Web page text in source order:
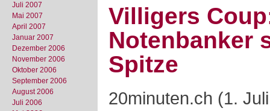
Juli 2007
Mai 2007
April 2007
Januar 2007
Dezember 2006
November 2006
Oktober 2006
September 2006
August 2006
Juli 2006
Villigers
Notenbanker
Spitze
20minuten.ch (1.